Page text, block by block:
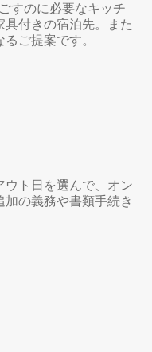
すのに必要なキッチ
付きの宿泊先。また
ご提案です。
ト日を選んで、オン
の義務や書類手続き